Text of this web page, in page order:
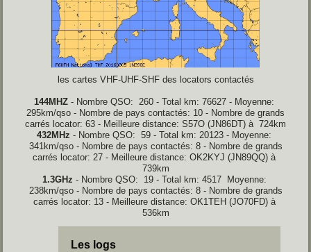
les cartes VHF-UHF-SHF des locators contactés
144MHZ - Nombre QSO: 260 - Total km: 76627 - Moyenne:
295km/qso - Nombre de pays contactés: 10 - Nombre de grands
carrés locator: 63 - Meilleure distance: S57O (JN86DT) à 724km
432MHz - Nombre QSO: 59 - Total km: 20123 - Moyenne:
341km/qso - Nombre de pays contactés: 8 - Nombre de grands
carrés locator: 27 - Meilleure distance: OK2KYJ (JN89QQ) à
739km
1.3GHz - Nombre QSO: 19 - Total km: 4517 Moyenne:
238km/qso - Nombre de pays contactés: 8 - Nombre de grands
carrés locator: 13 - Meilleure distance: OK1TEH (JO70FD) à
536km
Les logs